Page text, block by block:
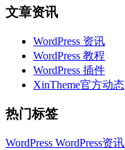
文章资讯
WordPress 资讯
WordPress 教程
WordPress 插件
XinTheme官方动态
热门标签
WordPress WordPress资讯